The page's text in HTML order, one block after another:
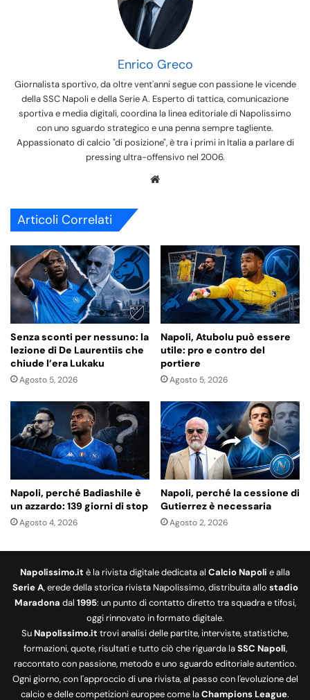
Enrico Greco
Giornalista sportivo, da oltre vent'anni segue con passione le vicende
della SSC Napoli e della Serie A. Esperto di tattica, comunicazione
sportiva e media digitali, coordina la linea editoriale di Napolissimo
con uno sguardo strategico e una penna sempre tagliente.
Appassionato di calcio "di posizione", è tra i primi in Italia a parlare di
pressing ultra-offensivo nel 2006.
Articoli Correlati
Senza sconti per nessuno: la
lezione di De Laurentiis che
chiude l’era Lukaku
Agosto 5, 2026
Napoli, Atubolu può essere
utile: pro e contro del
portiere
Agosto 5, 2026
Napoli, perché Badiashile è
un azzardo: 139 giorni di stop
Agosto 4, 2026
Napoli, perché la cessione di
Gutierrez è necessaria
Agosto 2, 2026
Napolissimo.it è la rivista digitale dedicata al Calcio Napoli e alla
Serie A, erede della storica rivista Napolissimo, distribuita allo stadio
Maradona dal 1995: un punto di contatto diretto tra squadra e tifosi,
oggi rinnovato in formato digitale.
SuNapolissimo.it trovi analisi delle partite, interviste, statistiche,
formazioni, quote, risultati e tutto ciò che riguarda laSSC Napoli,
raccontato con passione, metodo e uno sguardo editoriale autentico.
Ogni giorno, con l'approccio di una rivista, al passo con l'evoluzione del
calcio e delle competizioni europee come laChampions League.